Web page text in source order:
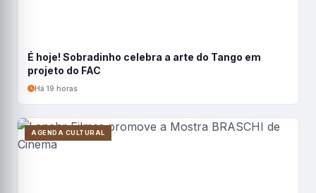
É hoje! Sobradinho celebra a arte do Tango em
projeto do FAC
Há 19 horas
AGENDA CULTURAL